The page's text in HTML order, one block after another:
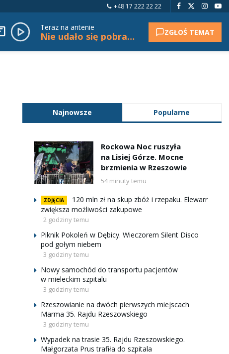
+48 17 222 22 22
Teraz na antenie
Nie udało się pobrać tytułu. ZGŁOŚ TEMAT
Najnowsze Popularne
Rockowa Noc ruszyła
na Lisiej Górze. Mocne
brzmienia w Rzeszowie
54 minuty temu
ZDJĘCIA
120 mln zł na skup zbóż i rzepaku. Elewarr
zwiększa możliwości zakupowe
2 godziny temu
Piknik Pokoleń w Dębicy. Wieczorem Silent Disco
pod gołym niebem
3 godziny temu
Nowy samochód do transportu pacjentów
w mieleckim szpitalu
3 godziny temu
Rzeszowianie na dwóch pierwszych miejscach
Marma 35. Rajdu Rzeszowskiego
3 godziny temu
Wypadek na trasie 35. Rajdu Rzeszowskiego.
Małgorzata Prus trafiła do szpitala